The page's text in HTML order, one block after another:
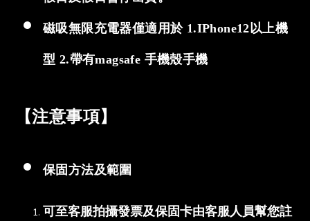
磁吸無限充電器僅適用於 1.IPhone12以上機
型 2.帶有magsafe 手機殼手機
【注意事項】
保固方法及範圍
可至客服拍攝發票及保固卡由客服人員幫您註